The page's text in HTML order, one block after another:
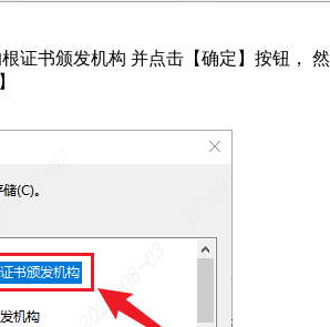
证书颁发机构 并点击【确定】按钮，